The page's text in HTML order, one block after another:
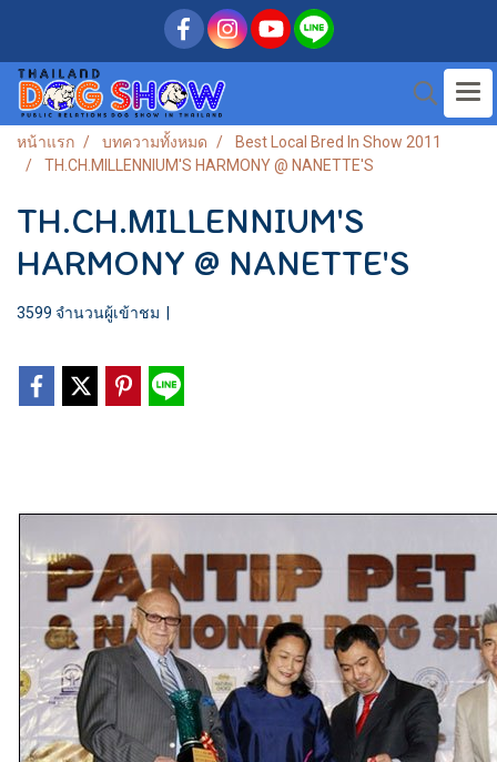
หน้าแรก บทความทั้งหมด
Best Local Bred In Show 2011
TH.CH.MILLENNIUM'S HARMONY @ NANETTE'S
TH.CH.MILLENNIUM'S
HARMONY @ NANETTE'S
3599 จำนวนผู้เข้าชม